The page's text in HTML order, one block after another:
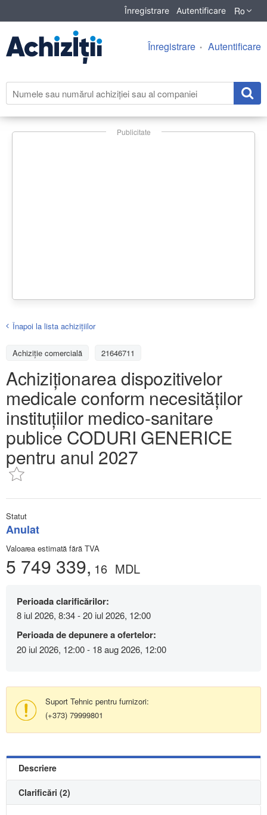
Înregistrare Autentificare Ro
Înregistrare Autentificare
Publicitate
Înapoi la lista achiziţiilor
Achizițiе comercială 21646711
Achiziționarea dispozitivelor
medicale conform necesităților
instituțiilor medico-sanitare
publice CODURI GENERICE
pentru anul 2027
Statut
Anulat
Valoarea estimată fără TVA
5 749 339, 16 MDL
Perioada clarificărilor:
8 iul 2026, 8:34 - 20 iul 2026, 12:00
Perioada de depunere a ofertelor:
20 iul 2026, 12:00 - 18 aug 2026, 12:00
Suport Tehnic pentru furnizori:
(+373) 79999801
Descriere
Clarificări (2)